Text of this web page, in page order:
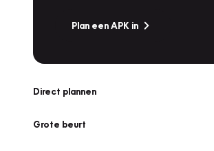
Plan een APK in
Direct plannen
Grote beurt